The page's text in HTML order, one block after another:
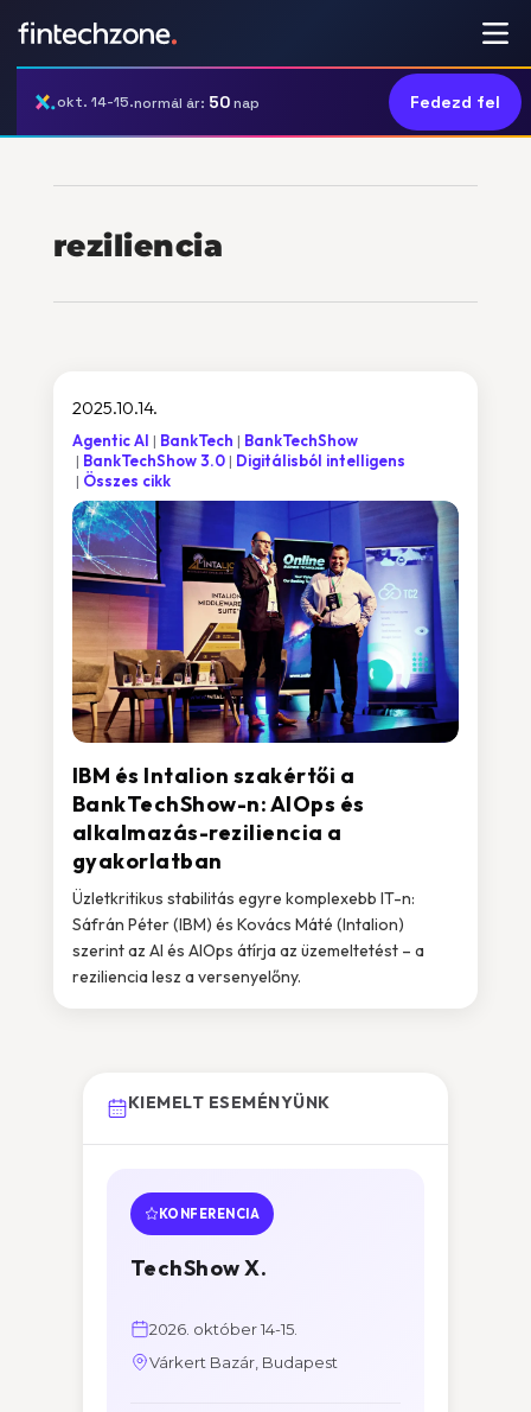
okt. 14-15.normál ár: 50nap Fedezd fel
reziliencia
IBM és Intalion szakértői a
BankTechShow-n: AIOps és
alkalmazás-reziliencia a
gyakorlatban
2025.10.14.
Agentic AI BankTech
BankTechShow
BankTechShow 3.0
Digitálisból intelligens
Összes cikk
Üzletkritikus stabilitás egyre komplexebb IT-n:
Sáfrán Péter (IBM) és Kovács Máté (Intalion)
szerint az AI és AIOps átírja az üzemeltetést – a
reziliencia lesz a versenyelőny.
KIEMELT ESEMÉNYÜNK
KONFERENCIA
TechShow X.
2026. október 14-15.
Várkert Bazár, Budapest